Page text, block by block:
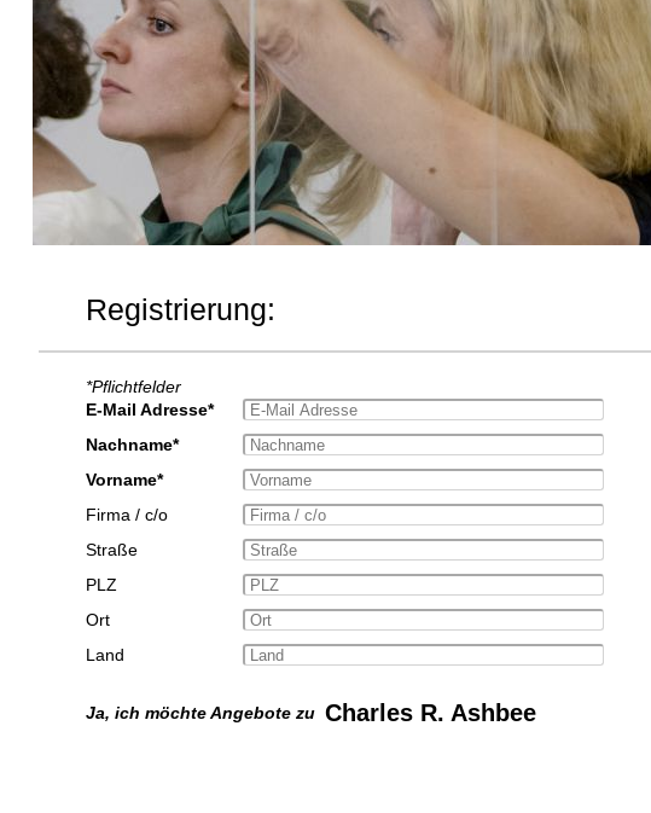
Registrierung:
*Pflichtfelder
E-Mail Adresse*
Nachname*
Vorname*
Firma / c/o
Straße
PLZ
Ort
Land
Ja, ich möchte Angebote zu Charles R. Ashbee